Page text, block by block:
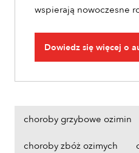
wspierają nowoczesne
Dowiedz się więcej o
choroby grzybowe ozimin
choroby zbóż ozimych